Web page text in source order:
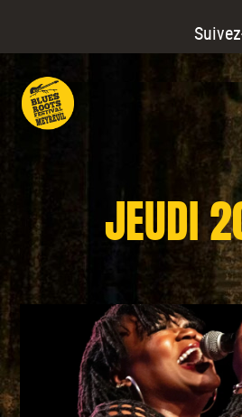
JEUDI